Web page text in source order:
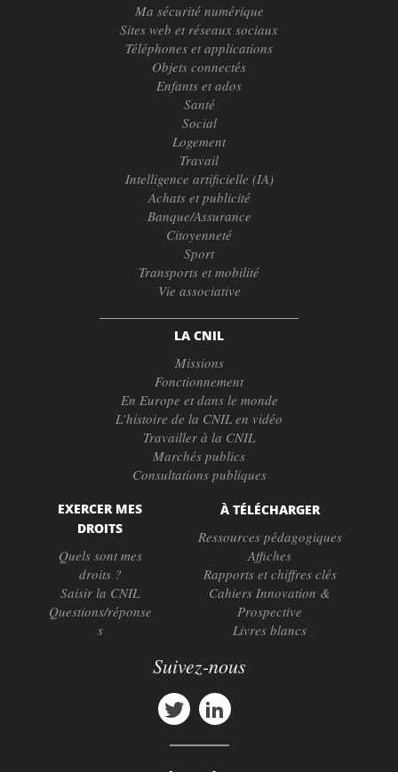
Ma sécurité numérique
Sites web et réseaux sociaux
Téléphones et applications
Objets connectés
Enfants et ados
Santé
Social
Logement
Travail
Intelligence artificielle (IA)
Achats et publicité
Banque/Assurance
Citoyenneté
Sport
Transports et mobilité
Vie associative
LA CNIL
Missions
Fonctionnement
En Europe et dans le monde
L’histoire de la CNIL en vidéo
Travailler à la CNIL
Marchés publics
Consultations publiques
EXERCER MES
DROITS
Quels sont mes
droits ?
Saisir la CNIL
Questions/réponse
s
À TÉLÉCHARGER
Ressources pédagogiques
Affiches
Rapports et chiffres clés
Cahiers Innovation &
Prospective
Livres blancs
Suivez-nous